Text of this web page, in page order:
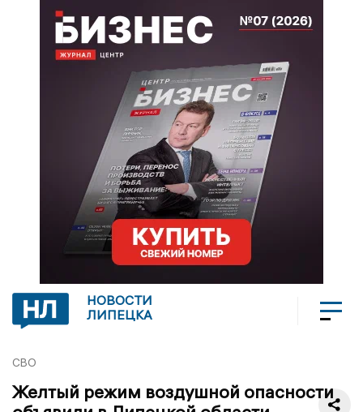
НОВОСТИ
ЛИПЕЦКА
СВО
Желтый режим воздушной опасности